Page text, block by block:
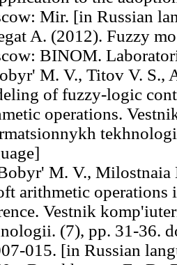
Mir. [in Russian
A. (2012). Fuzzy
BINOM.
M. V., Titov V. S.,
of fuzzy-logic
operations.
M. V., Milostnaia
arithmetic
Vestnik
(7), pp. 31-36.
015. [in Russian